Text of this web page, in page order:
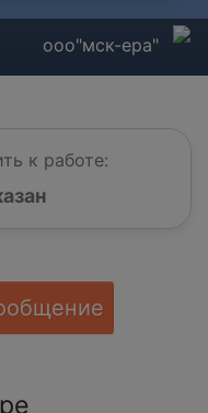
ооо"мск-ера"
к работе: